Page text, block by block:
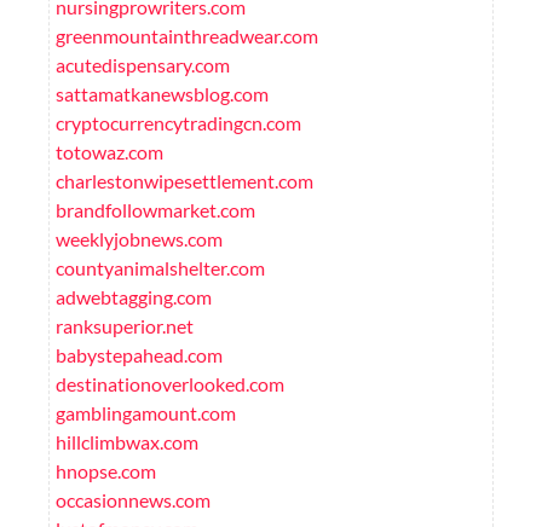
nursingprowriters.com
greenmountainthreadwear.com
acutedispensary.com
sattamatkanewsblog.com
cryptocurrencytradingcn.com
totowaz.com
charlestonwipesettlement.com
brandfollowmarket.com
weeklyjobnews.com
countyanimalshelter.com
adwebtagging.com
ranksuperior.net
babystepahead.com
destinationoverlooked.com
gamblingamount.com
hillclimbwax.com
hnopse.com
occasionnews.com